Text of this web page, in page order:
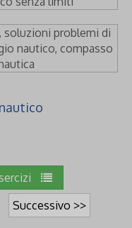
Successivo >>